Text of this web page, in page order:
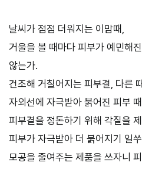
날씨가 점점 더워지는 이맘때,
거울을 볼 때마다 피부가 예민해
않는가.
건조해 거칠어지는 피부결, 다른
자외선에 자극받아 붉어진 피부
피부결을 정돈하기 위해 각질을
피부가 자극받아 더 붉어지기 일
모공을 줄여주는 제품을 쓰자니